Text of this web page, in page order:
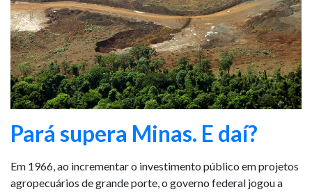
Pará supera Minas. E daí?
Em 1966, ao incrementar o investimento público em projetos
agropecuários de grande porte, o governo federal jogou a